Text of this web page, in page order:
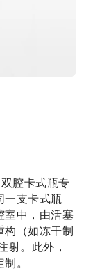
腔卡式瓶专
一支卡式瓶
室中，由活塞
构（如冻干制
射。此外，
。